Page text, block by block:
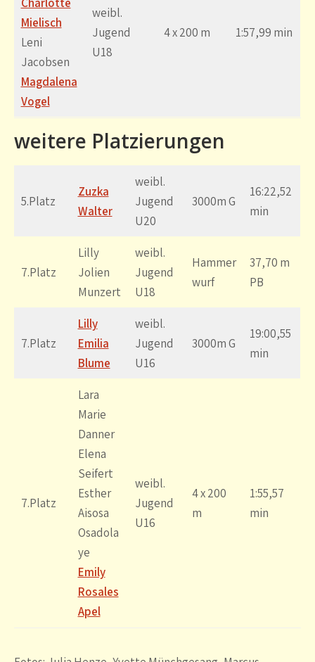
Mielisch
Leni
Jacobsen
Magdalena
Vogel
weibl.
Jugend
U18
4 x 200 m 1:57,99 min
weitere Platzierungen
5.Platz
Zuzka
Walter
weibl.
Jugend
U20
3000m G
16:22,52
min
7.Platz
Lilly
Jolien
Munzert
weibl.
Jugend
U18
Hammer
wurf
37,70 m
PB
7.Platz
Lilly
Emilia
Blume
weibl.
Jugend
U16
3000m G
19:00,55
min
7.Platz
Lara
Marie
Danner
Elena
Seifert
Esther
Aisosa
Osadola
ye
Emily
Rosales
Apel
weibl.
Jugend
U16
4 x 200
m
1:55,57
min